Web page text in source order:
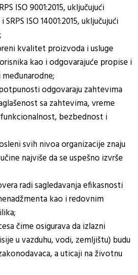
ISO 9001:2015, uključujući
ISO 14001:2015, uključujući
kvalitet proizvoda i usluge
kao i odgovarajuće propise i
odgovaraju zahtevima
sa zahtevima, vreme
bezbednost i
svih nivoa organizacije znaju
najviše da se uspešno izvrše
radi sagledavanja efikasnosti
kao i redovnim
čime osigurava da izlazni
u vazduhu, vodi, zemljištu) budu
a uticaji na životnu